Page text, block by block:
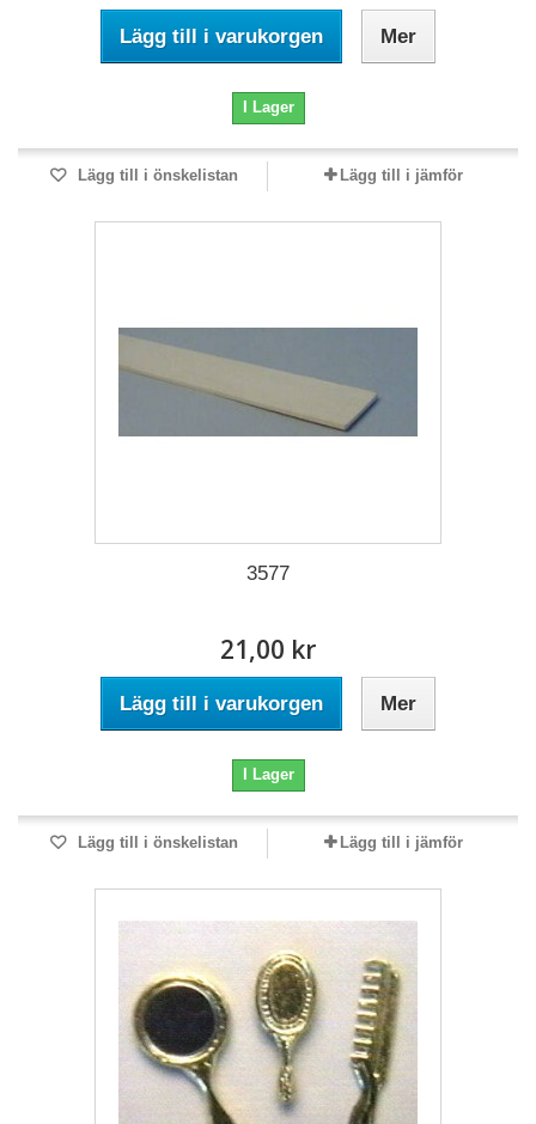
Lägg till i varukorgen Mer
I Lager
Lägg till i önskelistan Lägg till i jämför
3577
21,00 kr
Lägg till i varukorgen Mer
I Lager
Lägg till i önskelistan Lägg till i jämför